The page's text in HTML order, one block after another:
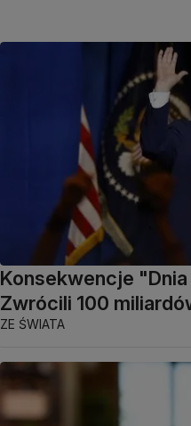
Konsekwencje
Zwrócili 100
ZE ŚWIATA